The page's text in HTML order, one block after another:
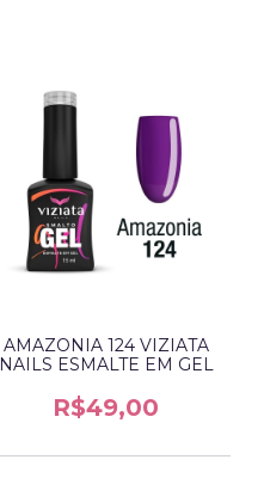
AMAZONIA 124 VIZIATA
NAILS ESMALTE EM GEL
R$49,00